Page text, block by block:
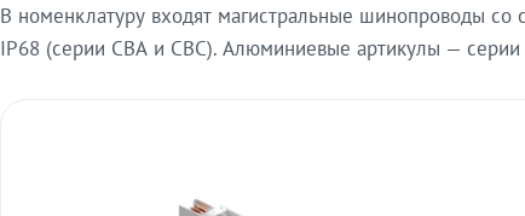
В номенклатуру входят магистральные шинопроводы
IP68 (серии СВА и СВС). Алюминиевые артикулы —